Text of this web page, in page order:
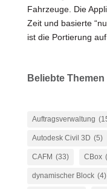
Fahrzeuge. Die
Zeit und basierte
ist die Portierung
Beliebte
Auftragsverwaltung
Autodesk Civil 3D (5)
CAFM (33) CBox
dynamischer Block (4)